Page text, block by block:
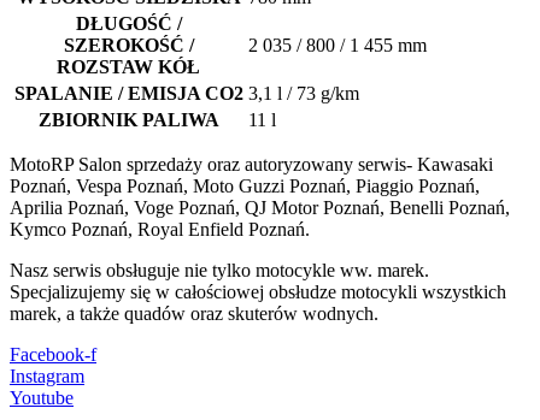
DŁUGOŚĆ /
SZEROKOŚĆ /
ROZSTAW KÓŁ
2 035 / 800 / 1 455 mm
SPALANIE / EMISJA CO2 3,1 l / 73 g/km
ZBIORNIK PALIWA
11 l
MotoRP Salon sprzedaży oraz autoryzowany serwis- Kawasaki
Poznań, Vespa Poznań, Moto Guzzi Poznań, Piaggio Poznań,
Aprilia Poznań, Voge Poznań, QJ Motor Poznań, Benelli Poznań,
Kymco Poznań, Royal Enfield Poznań.
Nasz serwis obsługuje nie tylko motocykle ww. marek.
Specjalizujemy się w całościowej obsłudze motocykli wszystkich
marek, a także quadów oraz skuterów wodnych.
Facebook-f
Instagram
Youtube